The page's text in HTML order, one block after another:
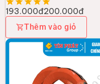
193.000đ200.000đ
Thêm vào giỏ